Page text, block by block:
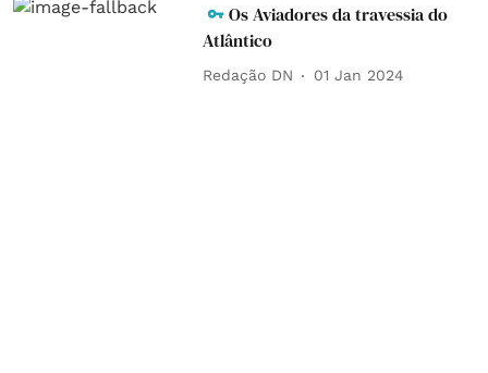
Os Aviadores da travessia do
Atlântico
Redação DN 01 Jan 2024